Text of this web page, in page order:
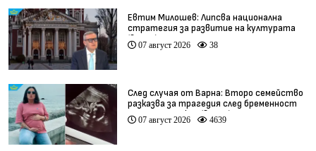
Евтим Милошев: Липсва национална
стратегия за развитие на културата
(видео)
07 август 2026 38
След случая от Варна: Второ семейство
разказва за трагедия след бременност
при същия лекар (видео)
07 август 2026 4639